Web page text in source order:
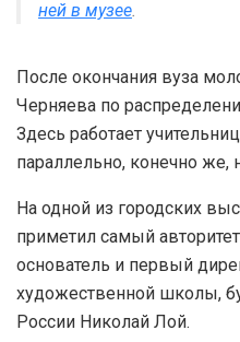
ней в музее.
После окончания вуза
Черняева по
Здесь работает
параллельно, конечно же,
На одной из городских
приметил самый
основатель и первый
художественной школы,
России Николай Лой.